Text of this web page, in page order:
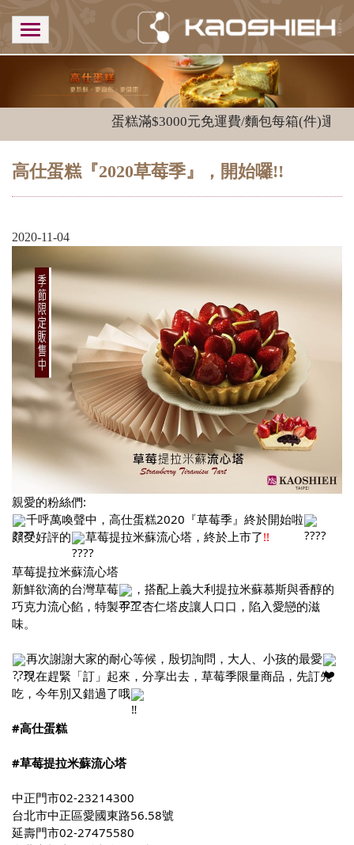
蛋糕滿$3000元免運費/麵包每箱(件)運費
高仕蛋糕『2020草莓季』，開始囉!!
2020-11-04
親愛的粉絲們:
千呼萬喚聲中，高仕蛋糕2020『草莓季』終於開始啦
頗受好評的
草莓提拉米蘇流心塔，終於上市了!!
草莓提拉米蘇流心塔
新鮮欲滴的台灣草莓
，搭配上義大利提拉米蘇慕斯與香醇的
巧克力流心餡，特製手工杏仁塔皮讓人口口，陷入愛戀的滋
味。
再次謝謝大家的耐心等候，殷切詢問，大人、小孩的最愛
，現在趕緊「訂」起來，分享出去，草莓季限量商品，先訂先
吃，今年別又錯過了哦
#高仕蛋糕
#草莓提拉米蘇流心塔
中正門市02-23214300
台北市中正區愛國東路56.58號
延壽門市02-27475580